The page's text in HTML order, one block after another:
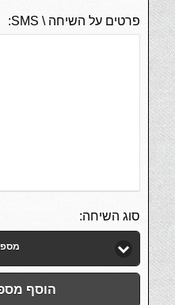
פרטים על השיחה \ SMS:
סוג השיחה:
הוסף